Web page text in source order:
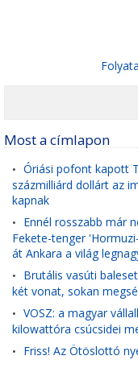
Most a címlapon
• Óriási pofont kapott
százmilliárd dollárt az
kapnak
• Ennél rosszabb már
Fekete-tenger
át Ankara a világ
• Brutális vasúti
két vonat, sokan
• VOSZ: a magyar
kilowattóra csúcsidei
• Friss! Az Ötöslottó